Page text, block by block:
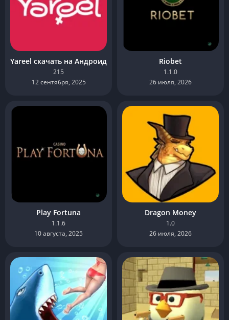
Yareel скачать на Андроид
215
12 сентября, 2025
Riobet
1.1.0
26 июля, 2026
Play Fortuna
1.1.6
10 августа, 2025
Dragon Money
1.0
26 июля, 2026